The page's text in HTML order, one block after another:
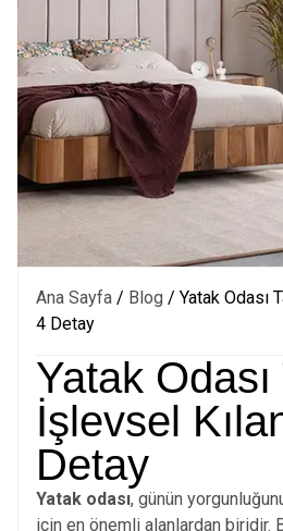
Ana Sayfa / Blog / Yatak Odası
4 Detay
Yatak Odası
İşlevsel
Detay
Yatak odası, günün
için en önemli alanlardan biridir.